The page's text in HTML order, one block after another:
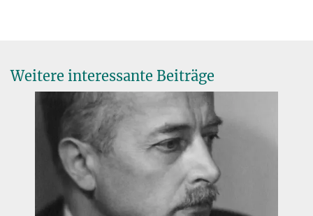
Weitere interessante Beiträge